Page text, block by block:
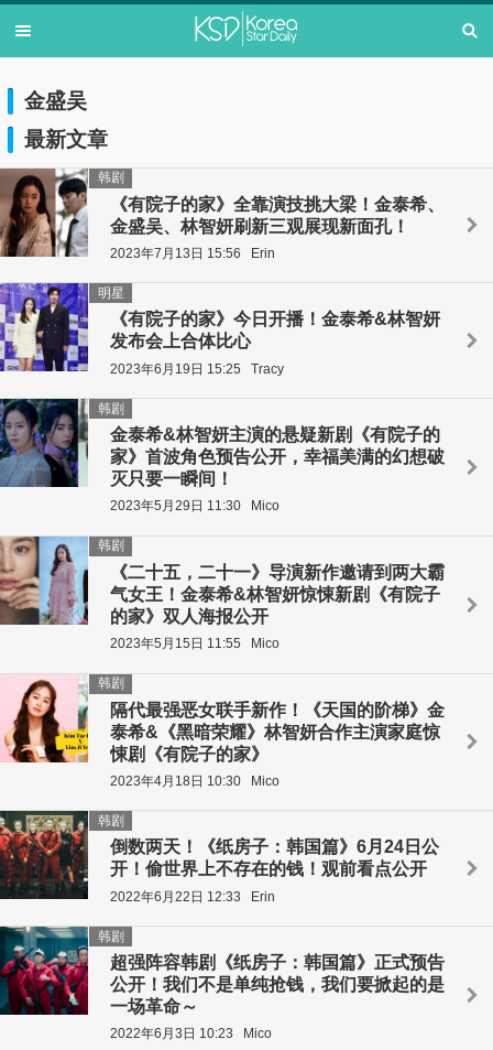
金盛吴
最新文章
《有院子的家》全靠演技挑大梁！金泰希、
金盛吴、林智妍刷新三观展现新面孔！
韩剧
2023年7月13日 15:56 Erin
《有院子的家》今日开播！金泰希&林智妍
发布会上合体比心
明星
2023年6月19日 15:25 Tracy
金泰希&林智妍主演的悬疑新剧《有院子的
家》首波角色预告公开，幸福美满的幻想破
灭只要一瞬间！
韩剧
2023年5月29日 11:30 Mico
《二十五，二十一》导演新作邀请到两大霸
气女王！金泰希&林智妍惊悚新剧《有院子
的家》双人海报公开
韩剧
2023年5月15日 11:55 Mico
隔代最强恶女联手新作！《天国的阶梯》金
泰希&《黑暗荣耀》林智妍合作主演家庭惊
悚剧《有院子的家》
韩剧
2023年4月18日 10:30 Mico
倒数两天！《纸房子：韩国篇》6月24日公
开！偷世界上不存在的钱！观前看点公开
韩剧
2022年6月22日 12:33 Erin
超强阵容韩剧《纸房子：韩国篇》正式预告
公开！我们不是单纯抢钱，我们要掀起的是
一场革命～
韩剧
2022年6月3日 10:23 Mico